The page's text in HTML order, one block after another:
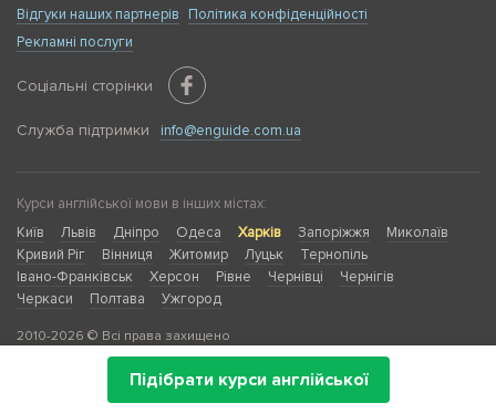
Підібрати курси англійської
Відгуки наших партнерів
Політика конфіденційності
Рекламні послуги
Соціальні сторінки
Служба підтримки info@enguide.com.ua
Курси англійської мови в інших містах:
Київ
Львів Дніпро Одеса Харків Запоріжжя
Миколаїв
Кривий Ріг
Вінниця Житомир Луцьк
Тернопіль
Івано-Франківськ
Херсон Рівне Чернівці
Чернігів
Черкаси
Полтава Ужгород
2010-2026 © Всі права захищено